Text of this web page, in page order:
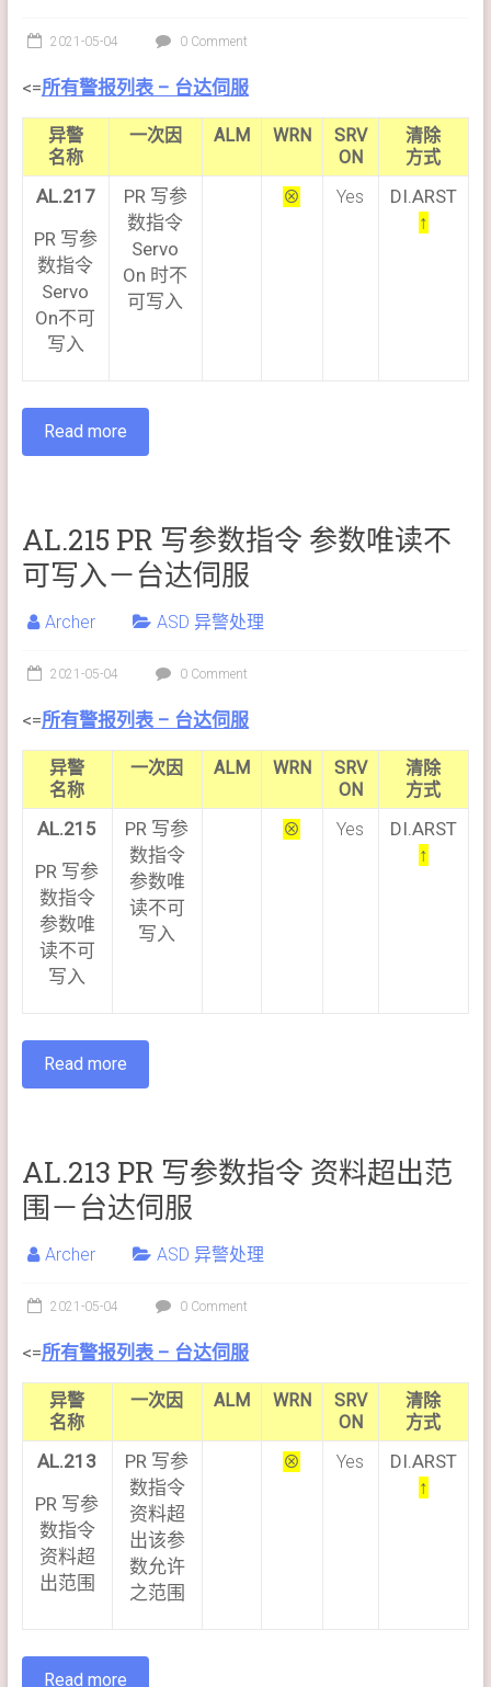
2021-05-04 0 Comment
<=所有警报列表 – 台达伺服
异警
名称
一次因 ALM WRN
SRV
ON
清除
方式
AL.217
PR 写参
数指令
Servo
On不可
写入
PR 写参
数指令
Servo
On 时不
可写入
⊗ Yes
DI.ARST
↑
Read more
AL.215 PR 写参数指令 参数唯读不
可写入－台达伺服
Archer ASD 异警处理
2021-05-04 0 Comment
<=所有警报列表 – 台达伺服
异警
名称
一次因 ALM WRN
SRV
ON
清除
方式
AL.215
PR 写参
数指令
参数唯
读不可
写入
PR 写参
数指令
参数唯
读不可
写入
⊗ Yes
DI.ARST
↑
Read more
AL.213 PR 写参数指令 资料超出范
围－台达伺服
Archer ASD 异警处理
2021-05-04 0 Comment
<=所有警报列表 – 台达伺服
异警
名称
一次因 ALM WRN
SRV
ON
清除
方式
AL.213
PR 写参
数指令
资料超
出范围
PR 写参
数指令
资料超
出该参
数允许
之范围
⊗ Yes
DI.ARST
↑
Read more